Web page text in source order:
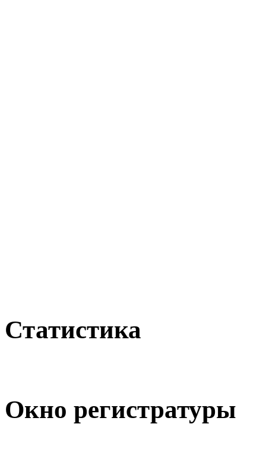
Статистика
Окно регистратуры